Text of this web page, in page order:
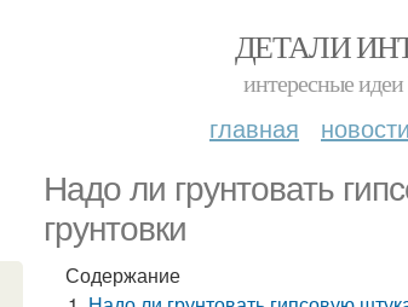
ДЕТАЛИ
интересные
главная новости
Надо ли грунтовать
грунтовки
Содержание